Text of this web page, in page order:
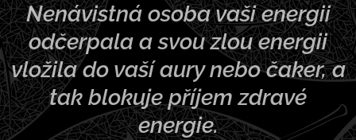
Nenávistná osoba vaši energii
odčerpala a svou zlou energii
vložila do vaší aury nebo čaker, a
tak blokuje příjem zdravé
energie.